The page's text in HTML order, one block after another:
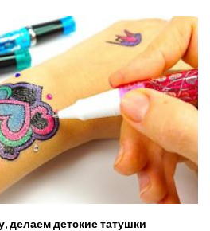
делаем детские татушки